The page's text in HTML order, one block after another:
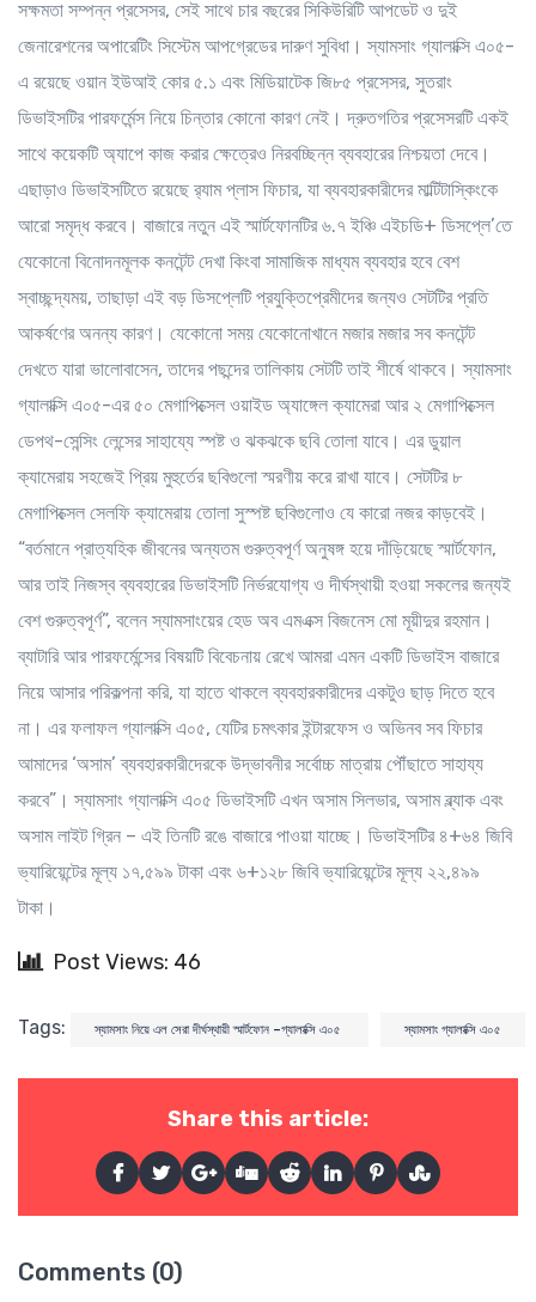
সক্ষমতা সম্পন্ন প্রসেসর, সেই সাথে চার বছরের সিকিউরিটি আপডেট ও দুই
জেনারেশনের অপারেটিং সিস্টেম আপগ্রেডের দারুণ সুবিধা। স্যামসাং গ্যালাক্সি এ০৫-
এ রয়েছে ওয়ান ইউআই কোর ৫.১ এবং মিডিয়াটেক জি৮৫ প্রসেসর, সুতরাং
ডিভাইসটির পারফর্মেন্স নিয়ে চিন্তার কোনো কারণ নেই। দ্রুতগতির প্রসেসরটি একই
সাথে কয়েকটি অ্যাপে কাজ করার ক্ষেত্রেও নিরবচ্ছিন্ন ব্যবহারের নিশ্চয়তা দেবে।
এছাড়াও ডিভাইসটিতে রয়েছে র‍্যাম প্লাস ফিচার, যা ব্যবহারকারীদের মাল্টিটাস্কিংকে
আরো সমৃদ্ধ করবে। বাজারে নতুন এই স্মার্টফোনটির ৬.৭ ইঞ্চি এইচডি+ ডিসপ্লে’তে
যেকোনো বিনোদনমূলক কনটেন্ট দেখা কিংবা সামাজিক মাধ্যম ব্যবহার হবে বেশ
স্বাচ্ছন্দ্যময়, তাছাড়া এই বড় ডিসপ্লেটি প্রযুক্তিপ্রেমীদের জন্যও সেটটির প্রতি
আকর্ষণের অনন্য কারণ। যেকোনো সময় যেকোনোখানে মজার মজার সব কনটেন্ট
দেখতে যারা ভালোবাসেন, তাদের পছন্দের তালিকায় সেটটি তাই শীর্ষে থাকবে। স্যামসাং
গ্যালাক্সি এ০৫-এর ৫০ মেগাপিক্সেল ওয়াইড অ্যাঙ্গেল ক্যামেরা আর ২ মেগাপিক্সেল
ডেপথ-সেন্সিং লেন্সের সাহায্যে স্পষ্ট ও ঝকঝকে ছবি তোলা যাবে। এর ডুয়াল
ক্যামেরায় সহজেই প্রিয় মুহুর্তের ছবিগুলো স্মরণীয় করে রাখা যাবে। সেটটির ৮
মেগাপিক্সেল সেলফি ক্যামেরায় তোলা সুস্পষ্ট ছবিগুলোও যে কারো নজর কাড়বেই।
“বর্তমানে প্রাত্যহিক জীবনের অন্যতম গুরুত্বপূর্ণ অনুষঙ্গ হয়ে দাঁড়িয়েছে স্মার্টফোন,
আর তাই নিজস্ব ব্যবহারের ডিভাইসটি নির্ভরযোগ্য ও দীর্ঘস্থায়ী হওয়া সকলের জন্যই
বেশ গুরুত্বপূর্ণ”, বলেন স্যামসাংয়ের হেড অব এমএক্স বিজনেস মো মূয়ীদুর রহমান।
ব্যাটারি আর পারফর্মেন্সের বিষয়টি বিবেচনায় রেখে আমরা এমন একটি ডিভাইস বাজারে
নিয়ে আসার পরিকল্পনা করি, যা হাতে থাকলে ব্যবহারকারীদের একটুও ছাড় দিতে হবে
না। এর ফলাফল গ্যালাক্সি এ০৫, যেটির চমৎকার ইন্টারফেস ও অভিনব সব ফিচার
আমাদের ‘অসাম’ ব্যবহারকারীদেরকে উদ্ভাবনীর সর্বোচ্চ মাত্রায় পৌঁছাতে সাহায্য
করবে”। স্যামসাং গ্যালাক্সি এ০৫ ডিভাইসটি এখন অসাম সিলভার, অসাম ব্ল্যাক এবং
অসাম লাইট গ্রিন – এই তিনটি রঙে বাজারে পাওয়া যাচ্ছে। ডিভাইসটির ৪+৬৪ জিবি
ভ্যারিয়েন্টের মূল্য ১৭,৫৯৯ টাকা এবং ৬+১২৮ জিবি ভ্যারিয়েন্টের মূল্য ২২,৪৯৯
টাকা।
Post Views: 46
Tags: স্যামসাং নিয়ে এল সেরা দীর্ঘস্থায়ী স্মার্টফোন –গ্যালাক্সি এ০৫ স্যামসাং গ্যালাক্সি এ০৫
Share this article:
Comments (0)